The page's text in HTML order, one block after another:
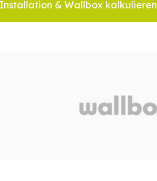
Installation & Wallbox kalkulieren